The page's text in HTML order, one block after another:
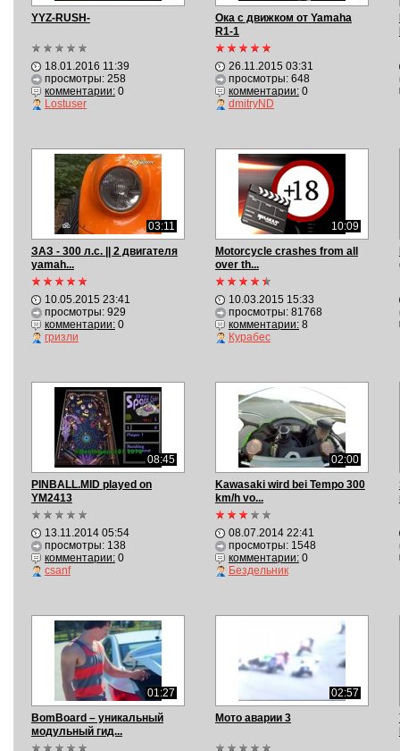
YYZ-RUSH-
18.01.2016 11:39
просмотры: 258
комментарии:0
Lostuser
Ока с движком от Yamaha
R1-1
26.11.2015 03:31
просмотры: 648
комментарии:0
dmitryND
03:11
ЗАЗ - 300 л.с. || 2 двигателя
yamah...
10.05.2015 23:41
просмотры: 929
комментарии:0
гризли
10:09
Motorcycle crashes from all
over th...
10.03.2015 15:33
просмотры: 81768
комментарии:8
Курабес
08:45
PINBALL.MID played on
YM2413
13.11.2014 05:54
просмотры: 138
комментарии:0
csanf
02:00
Kawasaki wird bei Tempo 300
km/h vo...
08.07.2014 22:41
просмотры: 1548
комментарии:0
Бездельник
01:27
BomBoard – уникальный
модульный гид...
02:57
Мото аварии 3